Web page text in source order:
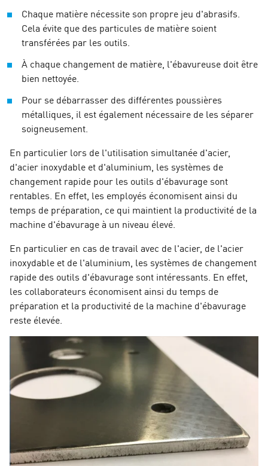
Chaque matière nécessite son propre jeu d'abrasifs.
Cela évite que des particules de matière soient
transférées par les outils.
À chaque changement de matière, l'ébavureuse doit être
bien nettoyée.
Pour se débarrasser des différentes poussières
métalliques, il est également nécessaire de les séparer
soigneusement.
En particulier lors de l'utilisation simultanée d'acier,
d'acier inoxydable et d'aluminium, les systèmes de
changement rapide pour les outils d'ébavurage sont
rentables. En effet, les employés économisent ainsi du
temps de préparation, ce qui maintient la productivité de la
machine d'ébavurage à un niveau élevé.
En particulier en cas de travail avec de l'acier, de l'acier
inoxydable et de l'aluminium, les systèmes de changement
rapide des outils d'ébavurage sont intéressants. En effet,
les collaborateurs économisent ainsi du temps de
préparation et la productivité de la machine d'ébavurage
reste élevée.